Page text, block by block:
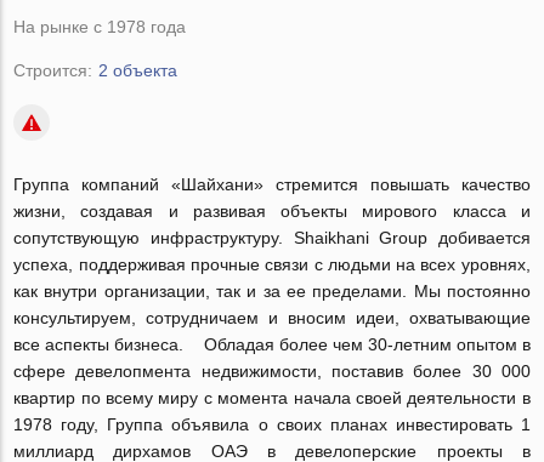
На рынке с 1978 года
Строится: 2 объекта
Группа компаний «Шайхани» стремится повышать качество
жизни, создавая и развивая объекты мирового класса и
сопутствующую инфраструктуру. Shaikhani Group добивается
успеха, поддерживая прочные связи с людьми на всех уровнях,
как внутри организации, так и за ее пределами. Мы постоянно
консультируем, сотрудничаем и вносим идеи, охватывающие
все аспекты бизнеса. Обладая более чем 30-летним опытом в
сфере девелопмента недвижимости, поставив более 30 000
квартир по всему миру с момента начала своей деятельности в
1978 году, Группа объявила о своих планах инвестировать 1
миллиард дирхамов ОАЭ в девелоперские проекты в